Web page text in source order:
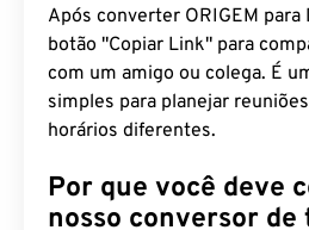
Após converter ORIGEM para
botão "Copiar Link" para
com um amigo ou colega. É
simples para planejar
horários diferentes.
Por que você deve
nosso conversor de